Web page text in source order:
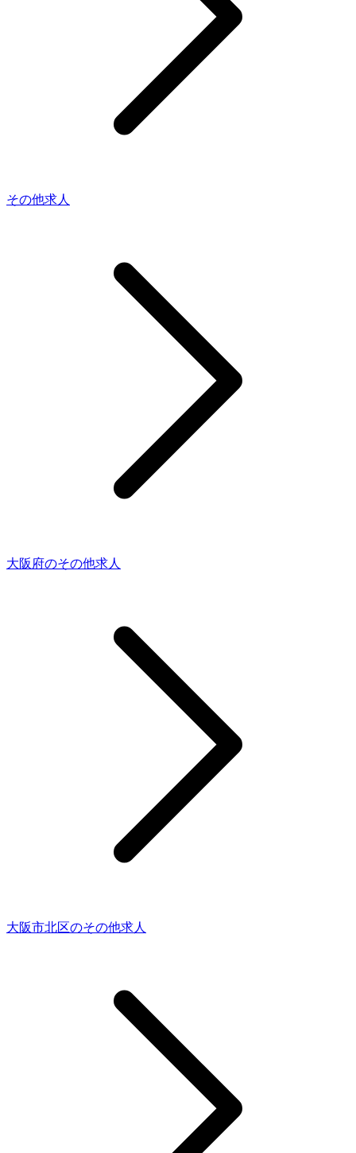
その他求人
大阪府のその他求人
大阪市北区のその他求人